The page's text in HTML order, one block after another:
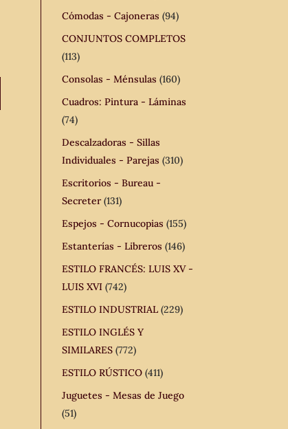
Cómodas - Cajoneras (94)
CONJUNTOS COMPLETOS
(113)
Consolas - Ménsulas (160)
Cuadros: Pintura - Láminas
(74)
Descalzadoras - Sillas
Individuales - Parejas (310)
Escritorios - Bureau -
Secreter (131)
Espejos - Cornucopias (155)
Estanterías - Libreros (146)
ESTILO FRANCÉS: LUIS XV -
LUIS XVI (742)
ESTILO INDUSTRIAL (229)
ESTILO INGLÉS Y
SIMILARES (772)
ESTILO RÚSTICO (411)
Juguetes - Mesas de Juego
(51)